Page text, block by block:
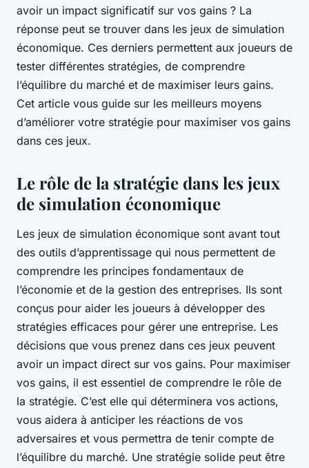
avoir un impact significatif sur vos gains ? La
réponse peut se trouver dans les jeux de simulation
économique. Ces derniers permettent aux joueurs de
tester différentes stratégies, de comprendre
l’équilibre du marché et de maximiser leurs gains.
Cet article vous guide sur les meilleurs moyens
d’améliorer votre stratégie pour maximiser vos gains
dans ces jeux.
Le rôle de la stratégie dans les jeux
de simulation économique
Les jeux de simulation économique sont avant tout
des outils d’apprentissage qui nous permettent de
comprendre les principes fondamentaux de
l’économie et de la gestion des entreprises. Ils sont
conçus pour aider les joueurs à développer des
stratégies efficaces pour gérer une entreprise. Les
décisions que vous prenez dans ces jeux peuvent
avoir un impact direct sur vos gains. Pour maximiser
vos gains, il est essentiel de comprendre le rôle de
la stratégie. C’est elle qui déterminera vos actions,
vous aidera à anticiper les réactions de vos
adversaires et vous permettra de tenir compte de
l’équilibre du marché. Une stratégie solide peut être